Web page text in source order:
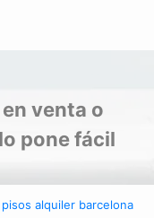
venta o
pone fácil
pisos alquiler barcelona